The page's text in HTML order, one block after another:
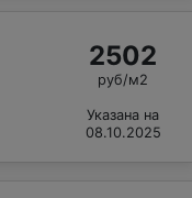
2502
руб/м2
Указана на
08.10.2025